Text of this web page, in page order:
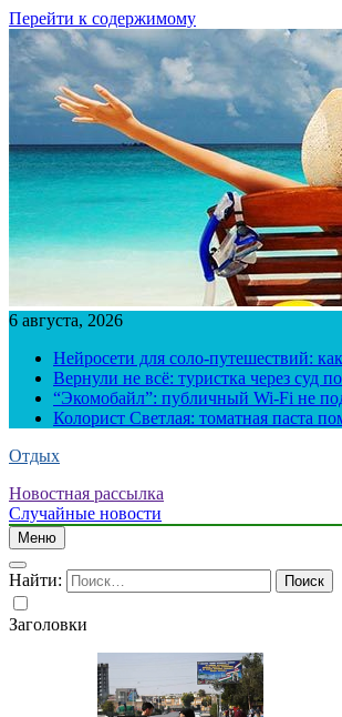
Перейти к содержимому
6 августа, 2026
Нейросети для соло-путешествий:
Вернули не всё: туристка через суд
“Экомобайл”: публичный Wi-Fi не
Колорист Светлая: томатная паста
Отдых
Новостная рассылка
Случайные новости
Меню
Найти:
Заголовки